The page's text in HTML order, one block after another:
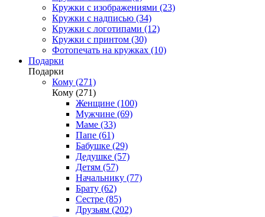
Кружки с изображениями (23)
Кружки с надписью (34)
Кружки с логотипами (12)
Кружки с принтом (30)
Фотопечать на кружках (10)
Подарки
Подарки
Кому (271)
Кому (271)
Женщине (100)
Мужчине (69)
Маме (33)
Папе (61)
Бабушке (29)
Дедушке (57)
Детям (57)
Начальнику (77)
Брату (62)
Сестре (85)
Друзьям (202)